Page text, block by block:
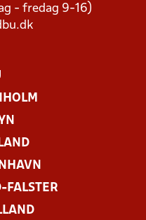
- fredag 9-16)
FALSTER